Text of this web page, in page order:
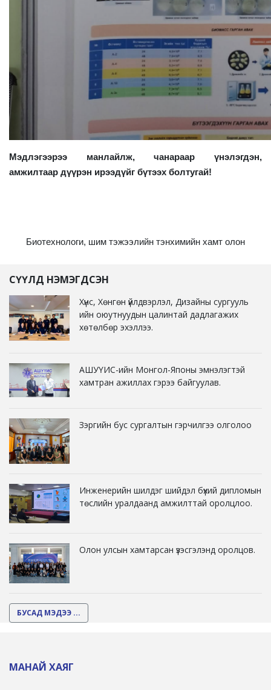
Мэдлэгээрээ манлайлж, чанараар үнэлэгдэн,
амжилтаар дүүрэн ирээдүйг бүтээх болтугай!
Биотехнологи, шим тэжээлийн тэнхимийн хамт олон
СҮҮЛД НЭМЭГДСЭН
Хүнс, Хөнгөн үйлдвэрлэл, Дизайны сургууль
ийн оюутнуудын цалинтай дадлагажих
хөтөлбөр эхэллээ.
АШУҮИС-ийн Монгол-Японы эмнэлэгтэй
хамтран ажиллах гэрээ байгуулав.
Зэргийн бус сургалтын гэрчилгээ олголоо
Инженерийн шилдэг шийдэл бүхий дипломын
төслийн уралдаанд амжилттай оролцлоо.
Олон улсын хамтарсан үзэсгэлэнд оролцов.
БУСАД МЭДЭЭ ...
МАНАЙ ХАЯГ